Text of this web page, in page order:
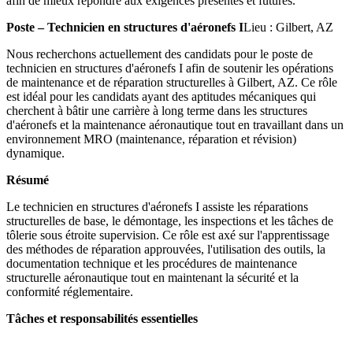
Poste – Technicien en structures d'aéronefs ILieu : Gilbert, AZ
Nous recherchons actuellement des candidats pour le poste de
technicien en structures d'aéronefs I afin de soutenir les opérations
de maintenance et de réparation structurelles à Gilbert, AZ. Ce rôle
est idéal pour les candidats ayant des aptitudes mécaniques qui
cherchent à bâtir une carrière à long terme dans les structures
d'aéronefs et la maintenance aéronautique tout en travaillant dans un
environnement MRO (maintenance, réparation et révision)
dynamique.
Résumé
Le technicien en structures d'aéronefs I assiste les réparations
structurelles de base, le démontage, les inspections et les tâches de
tôlerie sous étroite supervision. Ce rôle est axé sur l'apprentissage
des méthodes de réparation approuvées, l'utilisation des outils, la
documentation technique et les procédures de maintenance
structurelle aéronautique tout en maintenant la sécurité et la
conformité réglementaire.
Tâches et responsabilités essentielles